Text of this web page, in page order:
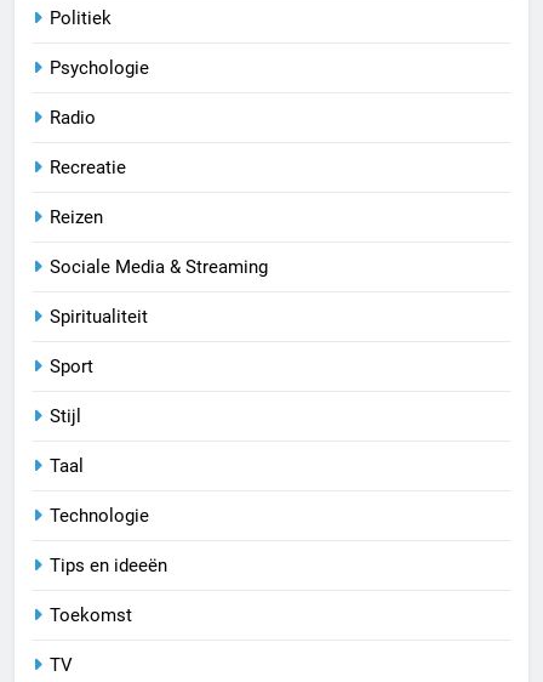
Politiek
Psychologie
Radio
Recreatie
Reizen
Sociale Media & Streaming
Spiritualiteit
Sport
Stijl
Taal
Technologie
Tips en ideeën
Toekomst
TV